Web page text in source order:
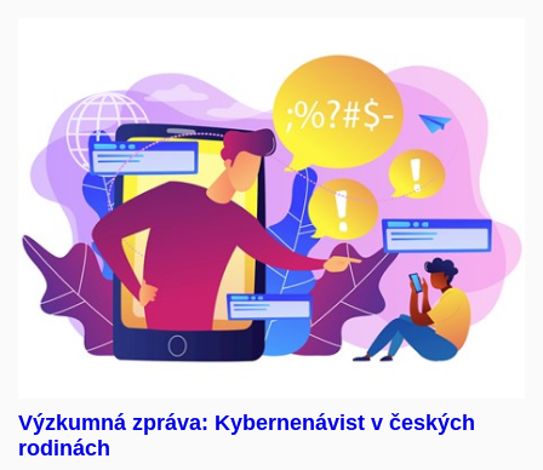
Výzkumná zpráva: Kybernenávist v českých
rodinách